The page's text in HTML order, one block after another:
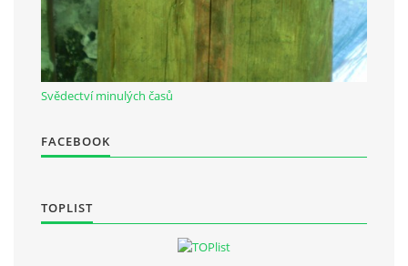
IČ: 498 28 614
Kontaktní osoba:
Mgr. Miroslava Cinkeisová
723 967 851
Svědectví minulých časů
FACEBOOK
TOPLIST